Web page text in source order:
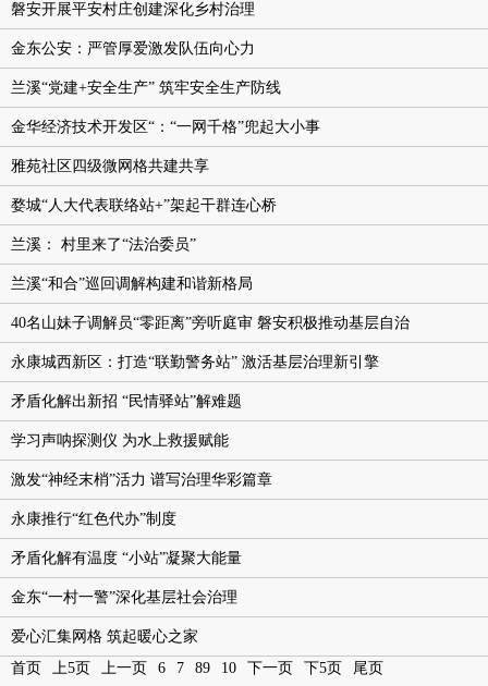
磐安开展平安村庄创建深化乡村治理
金东公安：严管厚爱激发队伍向心力
兰溪“党建+安全生产” 筑牢安全生产防线
金华经济技术开发区“：“一网千格”兜起大小事
​雅苑社区四级微网格共建共享
婺城“人大代表联络站+”架起干群连心桥
兰溪： 村里来了“法治委员”
兰溪“和合”巡回调解构建和谐新格局
40名山妹子调解员“零距离”旁听庭审 磐安积极推动基层自治
永康城西新区：打造“联勤警务站” 激活基层治理新引擎
矛盾化解出新招 “民情驿站”解难题
学习声呐探测仪 为水上救援赋能
激发“神经末梢”活力 谱写治理华彩篇章
永康推行“红色代办”制度
矛盾化解有温度 “小站”凝聚大能量
金东“一村一警”深化基层社会治理
爱心汇集网格 筑起暖心之家
首页
上5页 上一页 6 7 89 10 下一页 下5页 尾页